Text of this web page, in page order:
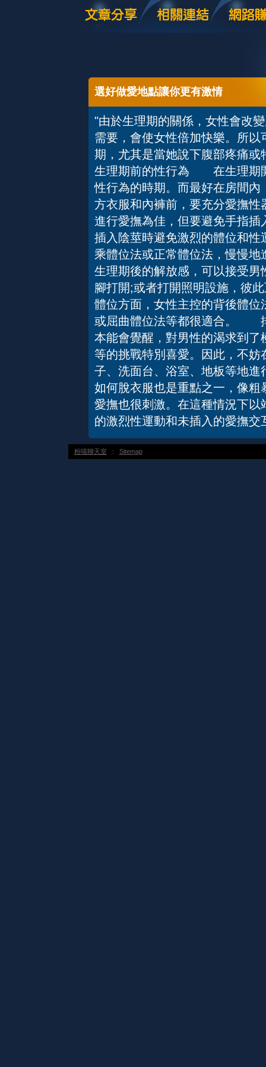
選好做愛地點讓你更有激情
"由於生理期的關係，女性會改
需要，會使女性倍加快樂。所
期，尤其是當她說下腹部疼痛
生理期前的性行為 在生理期
性行為的時期。而最好在房間
方衣服和內褲前，要充分愛撫
進行愛撫為佳，但要避免手指
插入陰莖時避免激烈的體位和
乘體位法或正常體位法，慢
生理期後的解放感，可以接受
腳打開;或者打開照明設施，
體位方面，女性主控的背後體
或屈曲體位法等都很適合。
本能會覺醒，對男性的渴求到
等的挑戰特別喜愛。因此，不
子、洗面台、浴室、地板等地
如何脫衣服也是重點之一，像
愛撫也很刺激。在這種情況下
的激烈性運動和未插入的愛撫
粉喵聊天室 ： Sitemap